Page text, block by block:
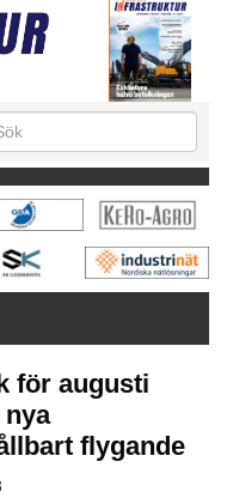
för augusti
nya
flygande